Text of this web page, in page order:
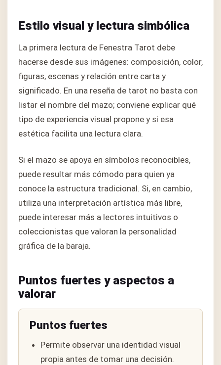
Estilo visual y lectura simbólica
La primera lectura de Fenestra Tarot debe
hacerse desde sus imágenes: composición, color,
figuras, escenas y relación entre carta y
significado. En una reseña de tarot no basta con
listar el nombre del mazo; conviene explicar qué
tipo de experiencia visual propone y si esa
estética facilita una lectura clara.
Si el mazo se apoya en símbolos reconocibles,
puede resultar más cómodo para quien ya
conoce la estructura tradicional. Si, en cambio,
utiliza una interpretación artística más libre,
puede interesar más a lectores intuitivos o
coleccionistas que valoran la personalidad
gráfica de la baraja.
Puntos fuertes y aspectos a
valorar
Puntos fuertes
Permite observar una identidad visual
propia antes de tomar una decisión.